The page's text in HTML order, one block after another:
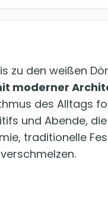
zu den weißen
moderner
des Alltags
und Abende,
traditionelle